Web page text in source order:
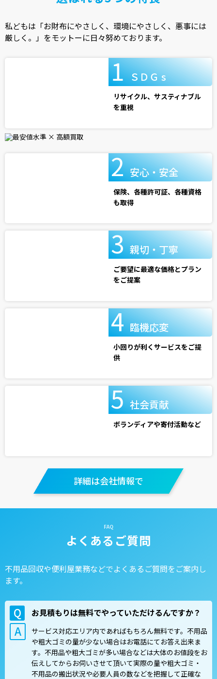
私どもは「お財布にやさしく、環境にやさしく、悪事には
厳しく。」をモットーに日々努めております。
ＳＤＧ s
リサイクル、サスティナブル
を重視
安心・安全
保険、各種許可証、各種資格
も取得
親切・丁寧
ご要望に最適な価格とプラン
をご提案
臨機応変
小回りが利くサービスをご提
供
社会貢献
ボランディアや寄付活動など
詳細は会社情報で
よくあるご質問
不用品回収や便利屋業務などでよくあるご質問をご案内し
ます。
お見積もりは無料でやっていただけるんですか？
サービス対応エリア内であればもちろん無料です。不用品
や粗大ゴミの量が少ない場合はお電話にてお答え出来ま
す。不用品や粗大ゴミが多い場合などは大体のお値段をお
伝えしてからお伺いさせて頂いて実際の量や粗大ゴミ・
不用品の搬出状況や必要人員の数などを把握して正確な